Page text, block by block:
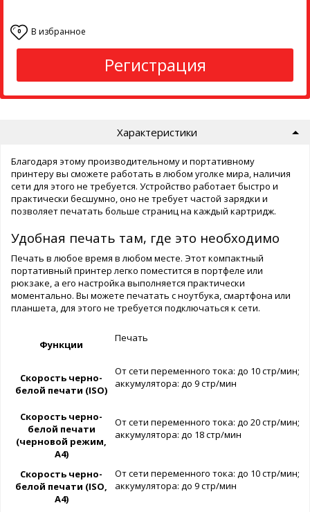
0 В избранное
Регистрация
Характеристики
Благодаря этому производительному и портативному
принтеру вы сможете работать в любом уголке мира, наличия
сети для этого не требуется. Устройство работает быстро и
практически бесшумно, оно не требует частой зарядки и
позволяет печатать больше страниц на каждый картридж.
Удобная печать там, где это необходимо
Печать в любое время в любом месте. Этот компактный
портативный принтер легко поместится в портфеле или
рюкзаке, а его настройка выполняется практически
моментально. Вы можете печатать с ноутбука, смартфона или
планшета, для этого не требуется подключаться к сети.
Функции
Печать
Скорость черно-
белой печати (ISO)
От сети переменного тока: до 10 стр/мин;
аккумулятора: до 9 стр/мин
Скорость черно-
белой печати
(черновой режим,
A4)
От сети переменного тока: до 20 стр/мин;
аккумулятора: до 18 стр/мин
Скорость черно-
белой печати (ISO,
A4)
От сети переменного тока: до 10 стр/мин;
аккумулятора: до 9 стр/мин